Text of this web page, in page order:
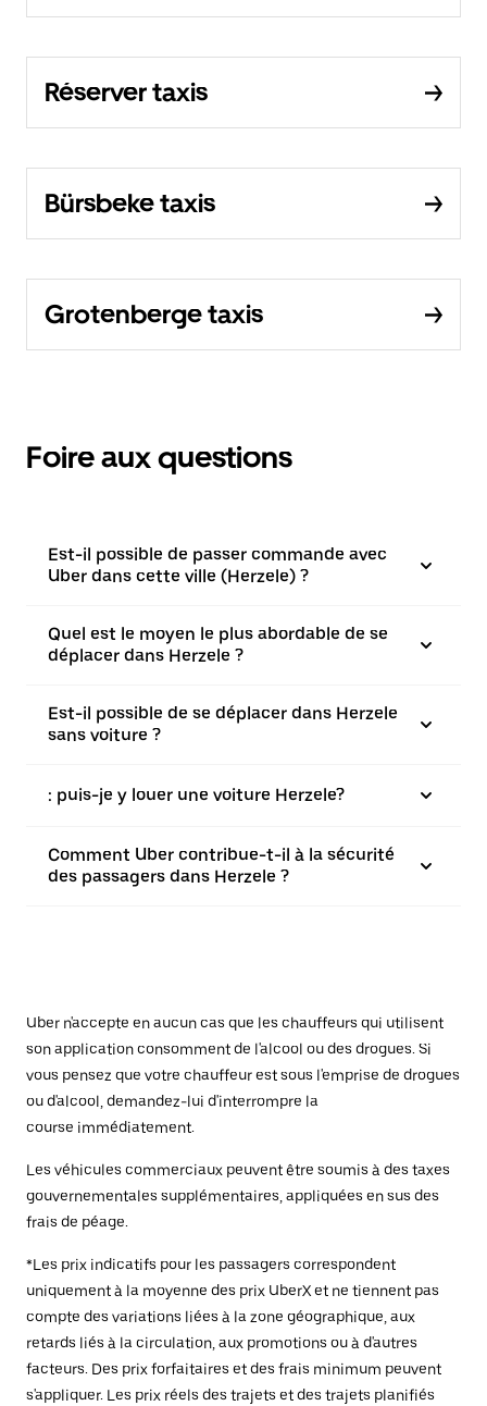
Réserver taxis
Bürsbeke taxis
Grotenberge taxis
Foire aux questions
Est-il possible de passer commande avec
Uber dans cette ville (Herzele) ?
Quel est le moyen le plus abordable de se
déplacer dans Herzele ?
Est-il possible de se déplacer dans Herzele
sans voiture ?
: puis-je y louer une voiture Herzele?
Comment Uber contribue-t-il à la sécurité
des passagers dans Herzele ?
Uber n'accepte en aucun cas que les chauffeurs qui utilisent
son application consomment de l'alcool ou des drogues. Si
vous pensez que votre chauffeur est sous l'emprise de drogues
ou d'alcool, demandez-lui d'interrompre la
course immédiatement.
Les véhicules commerciaux peuvent être soumis à des taxes
gouvernementales supplémentaires, appliquées en sus des
frais de péage.
*Les prix indicatifs pour les passagers correspondent
uniquement à la moyenne des prix UberX et ne tiennent pas
compte des variations liées à la zone géographique, aux
retards liés à la circulation, aux promotions ou à d'autres
facteurs. Des prix forfaitaires et des frais minimum peuvent
s'appliquer. Les prix réels des trajets et des trajets planifiés